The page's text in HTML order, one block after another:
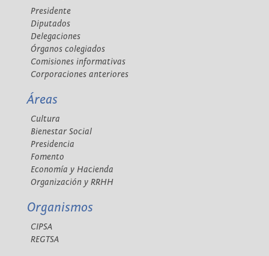
Presidente
Diputados
Delegaciones
Órganos colegiados
Comisiones informativas
Corporaciones anteriores
Áreas
Cultura
Bienestar Social
Presidencia
Fomento
Economía y Hacienda
Organización y RRHH
Organismos
CIPSA
REGTSA